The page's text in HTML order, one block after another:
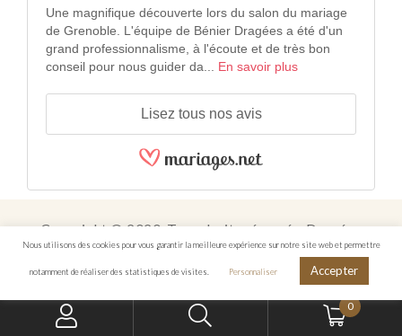
Une magnifique découverte lors du salon du mariage
de Grenoble. L'équipe de Bénier Dragées a été d'un
grand professionnalisme, à l'écoute et de très bon
conseil pour nous guider da... En savoir plus
Lisez tous nos avis
Copyright © 2020. Tous droits réservés. Dragées
KOMAXIS
Nous utilisons des cookies pour vous garantir la meilleure expérience sur notre site web et permettre
notamment de réaliser des statistiques de visites. Personnaliser Accepter
0